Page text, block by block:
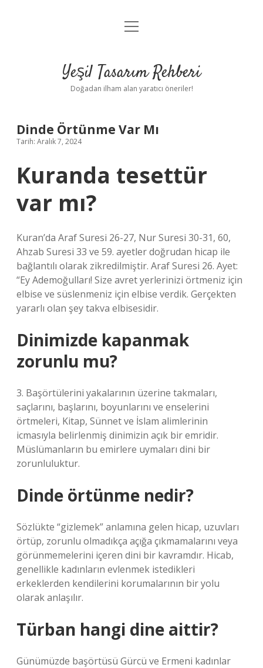
Anasayfa
Yasal Uyarı
menüyü
Yeşil Tasarım Rehberi
Doğadan ilham alan yaratıcı öneriler!
Dinde Örtünme Var Mı
Tarih: Aralık 7, 2024
Kuranda tesettür
var mı?
Kuran’da Araf Suresi 26-27, Nur Suresi 30-31, 60,
Ahzab Suresi 33 ve 59. ayetler doğrudan hicap ile
bağlantılı olarak zikredilmiştir. Araf Suresi 26. Ayet:
“Ey Ademoğulları! Size avret yerlerinizi örtmeniz için
elbise ve süslenmeniz için elbise verdik. Gerçekten
yararlı olan şey takva elbisesidir.
Dinimizde kapanmak
zorunlu mu?
3. Başörtülerini yakalarının üzerine takmaları,
saçlarını, başlarını, boyunlarını ve enselerini
örtmeleri, Kitap, Sünnet ve İslam alimlerinin
icmasıyla belirlenmiş dinimizin açık bir emridir.
Müslümanların bu emirlere uymaları dini bir
zorunluluktur.
Dinde örtünme nedir?
Sözlükte “gizlemek” anlamına gelen hicap, uzuvları
örtüp, zorunlu olmadıkça açığa çıkmamalarını veya
görünmemelerini içeren dini bir kavramdır. Hicab,
genellikle kadınların evlenmek istedikleri
erkeklerden kendilerini korumalarının bir yolu
olarak anlaşılır.
Türban hangi dine aittir?
Günümüzde başörtüsü Gürcü ve Ermeni kadınlar